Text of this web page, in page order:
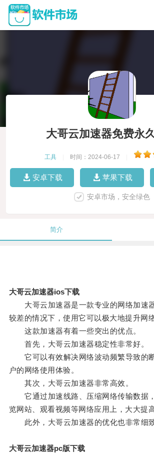
大哥云加速器免费永
工具 时间：2024-06-17
安卓下载 苹果下载
安卓市场，安全绿色
简介
大哥云加速器ios下载
大哥云加速器是一款专业的网络加速
较差的情况下，使用它可以极大地提升网
这款加速器有着一些突出的优点。
首先，大哥云加速器稳定性非常好。
它可以有效解决网络波动频繁导致的
户的网络使用体验。
其次，大哥云加速器非常高效。
它通过加速线路、压缩网络传输数据
览网站、观看视频等网络应用上，大大提
此外，大哥云加速器的优化也非常细致
大哥云加速器pc版下载